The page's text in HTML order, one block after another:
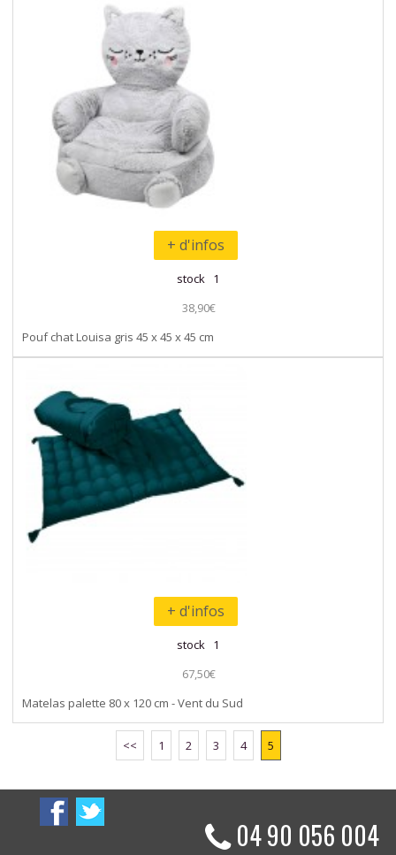
+ d'infos
stock 1
38,90€
Pouf chat Louisa gris 45 x 45 x 45 cm
+ d'infos
stock 1
67,50€
Matelas palette 80 x 120 cm - Vent du Sud
<< 1 2 3 4 5
04 90 056 004